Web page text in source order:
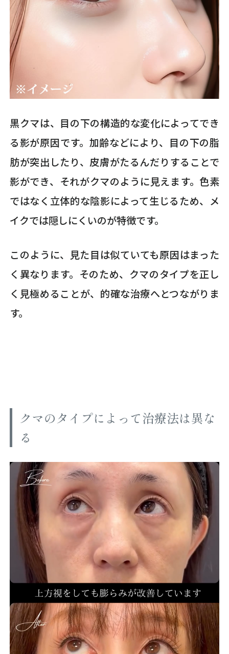
黒クマは、目の下の構造的な変化によってでき
る影が原因です。加齢などにより、目の下の脂
肪が突出したり、皮膚がたるんだりすることで
影ができ、それがクマのように見えます。色素
ではなく立体的な陰影によって生じるため、メ
イクでは隠しにくいのが特徴です。
このように、見た目は似ていても原因はまった
く異なります。そのため、クマのタイプを正し
く見極めることが、的確な治療へとつながりま
す。
クマのタイプによって治療法は異な
る